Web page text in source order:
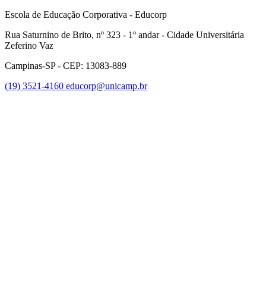
Escola de Educação Corporativa - Educorp
Rua Saturnino de Brito, nº 323 - 1º andar - Cidade Universitária
Zeferino Vaz
Campinas-SP - CEP: 13083-889
(19) 3521-4160 educorp@unicamp.br